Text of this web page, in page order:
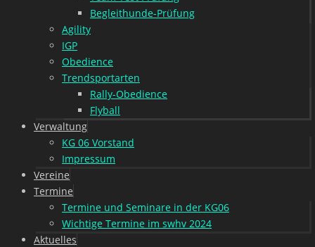
Begleithunde-Prüfung
Agility
IGP
Obedience
Trendsportarten
Rally-Obedience
Flyball
Verwaltung
KG 06 Vorstand
Impressum
Vereine
Termine
Termine und Seminare in der KG06
Wichtige Termine im swhv 2024
Aktuelles